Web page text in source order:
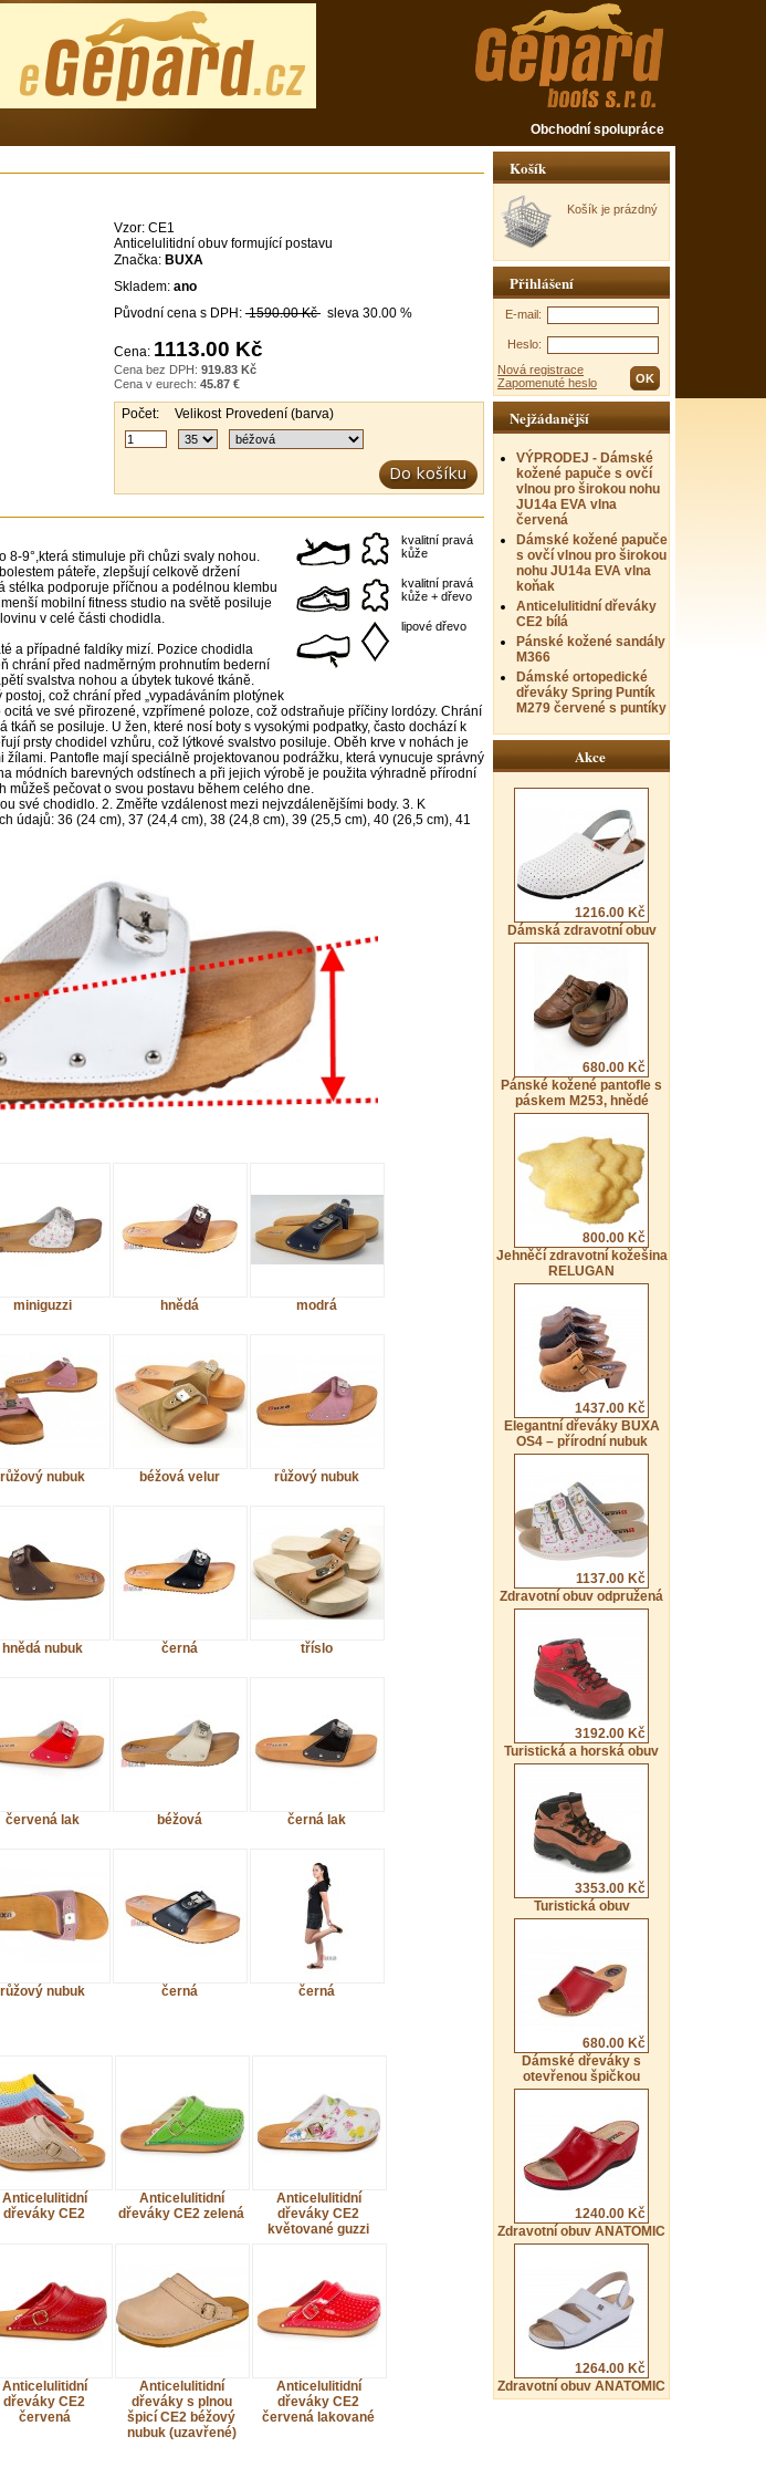
Obchodní spolupráce
Košík
Košík je prázdný
Přihlášení
E-mail:
Heslo:
Nová registrace
Zapomenuté heslo
Nejžádanější
VÝPRODEJ - Dámské
kožené papuče s ovčí
vlnou pro širokou nohu
JU14a EVA vlna
červená
Dámské kožené papuče
s ovčí vlnou pro širokou
nohu JU14a EVA vlna
koňak
Anticelulitidní dřeváky
CE2 bílá
Pánské kožené sandály
M366
Dámské ortopedické
dřeváky Spring Puntík
M279 červené s puntíky
Akce
1216.00 Kč
Dámská zdravotní obuv
680.00 Kč
Pánské kožené pantofle s
páskem M253, hnědé
800.00 Kč
Jehněčí zdravotní kožešina
RELUGAN
1437.00 Kč
Elegantní dřeváky BUXA
OS4 – přírodní nubuk
1137.00 Kč
Zdravotní obuv odpružená
3192.00 Kč
Turistická a horská obuv
3353.00 Kč
Turistická obuv
680.00 Kč
Dámské dřeváky s
otevřenou špičkou
1240.00 Kč
Zdravotní obuv ANATOMIC
1264.00 Kč
Zdravotní obuv ANATOMIC
Vzor: CE1
Anticelulitidní obuv formující postavu
Značka: BUXA
Skladem: ano
Původní cena s DPH: 1590.00 Kč sleva 30.00 %
Cena: 1113.00 Kč
Cena bez DPH: 919.83 Kč
Cena v eurech: 45.87 €
Počet: Velikost Provedení (barva)
kvalitní pravá
kůže
kvalitní pravá
kůže + dřevo
lipové dřevo
9°,která stimuluje při chůzi svaly nohou.
páteře, zlepšují celkově držení
stélka podporuje příčnou a podélnou klembu
mobilní fitness studio na světě posiluje
v celé části chodidla.
a případné faldíky mizí. Pozice chodidla
chrání před nadměrným prohnutím bederní
svalstva nohou a úbytek tukové tkáně.
což chrání před „vypadáváním plotýnek
ve své přirozené, vzpřímené poloze, což odstraňuje příčiny lordózy. Chrání
se posiluje. U žen, které nosí boty s vysokými podpatky, často dochází k
prsty chodidel vzhůru, což lýtkové svalstvo posiluje. Oběh krve v nohách je
Pantofle mají speciálně projektovanou podrážku, která vynucuje správný
módních barevných odstínech a při jejich výrobě je použita výhradně přírodní
můžeš pečovat o svou postavu během celého dne.
své chodidlo. 2. Změřte vzdálenost mezi nejvzdálenějšími body. 3. K
údajů: 36 (24 cm), 37 (24,4 cm), 38 (24,8 cm), 39 (25,5 cm), 40 (26,5 cm), 41
miniguzzi hnědá modrá
růžový nubuk béžová velur růžový nubuk
hnědá nubuk černá tříslo
červená lak béžová černá lak
růžový nubuk černá černá
Anticelulitidní
dřeváky CE2
Anticelulitidní
dřeváky CE2 zelená
Anticelulitidní
dřeváky CE2
květované guzzi
Anticelulitidní
dřeváky CE2
červená
Anticelulitidní
dřeváky s plnou
špicí CE2 béžový
nubuk (uzavřené)
Anticelulitidní
dřeváky CE2
červená lakované